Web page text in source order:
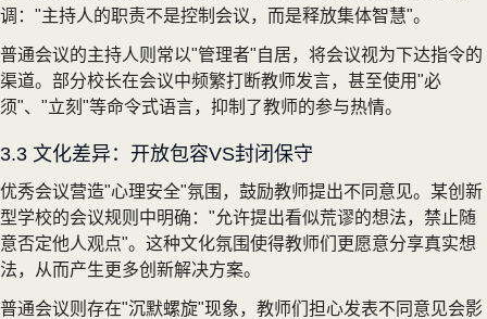
调："主持人的职责不是控制会议，而是释放集体智慧"。
普通会议的主持人则常以"管理者"自居，将会议视为下达指令的
渠道。部分校长在会议中频繁打断教师发言，甚至使用"必
须"、"立刻"等命令式语言，抑制了教师的参与热情。
3.3 文化差异：开放包容VS封闭保守
优秀会议营造"心理安全"氛围，鼓励教师提出不同意见。某创新
型学校的会议规则中明确："允许提出看似荒谬的想法，禁止随
意否定他人观点"。这种文化氛围使得教师们更愿意分享真实想
法，从而产生更多创新解决方案。
普通会议则存在"沉默螺旋"现象，教师们担心发表不同意见会影